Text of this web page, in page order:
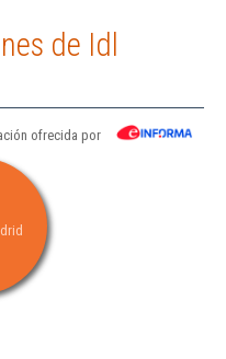
de Idl
ofrecida por